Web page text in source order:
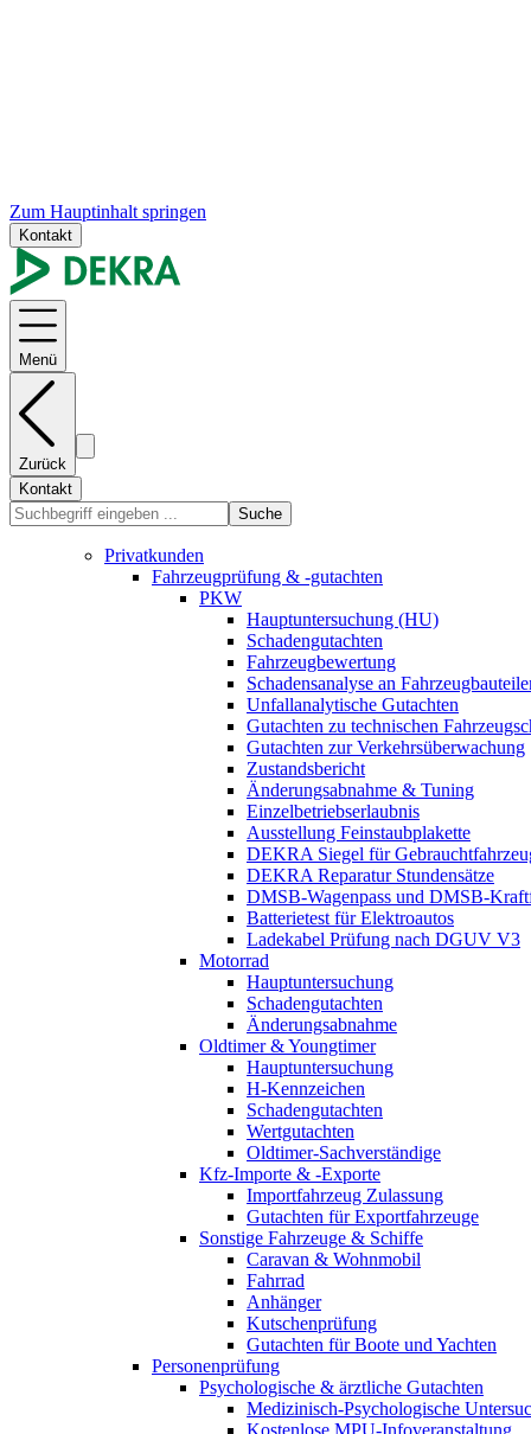
Zum Hauptinhalt springen
Kontakt
Menü
Zurück
Kontakt
Suche
Privatkunden
Fahrzeugprüfung & -gutachten
PKW
Hauptuntersuchung (HU)
Schadengutachten
Fahrzeugbewertung
Schadensanalyse an
Unfallanalytische Gutachten
Gutachten zu technischen
Gutachten zur Verkehrsüberwachung
Zustandsbericht
Änderungsabnahme & Tuning
Einzelbetriebserlaubnis
Ausstellung Feinstaubplakette
DEKRA Siegel für
DEKRA Reparatur Stundensätze
DMSB-Wagenpass und DMSB-
Batterietest für Elektroautos
Ladekabel Prüfung nach DGUV V3
Motorrad
Hauptuntersuchung
Schadengutachten
Änderungsabnahme
Oldtimer & Youngtimer
Hauptuntersuchung
H-Kennzeichen
Schadengutachten
Wertgutachten
Oldtimer-Sachverständige
Kfz-Importe & -Exporte
Importfahrzeug Zulassung
Gutachten für Exportfahrzeuge
Sonstige Fahrzeuge & Schiffe
Caravan & Wohnmobil
Fahrrad
Anhänger
Kutschenprüfung
Gutachten für Boote und Yachten
Personenprüfung
Psychologische & ärztliche Gutachten
Medizinisch-Psychologische
Kostenlose MPU-Infoveranstaltung